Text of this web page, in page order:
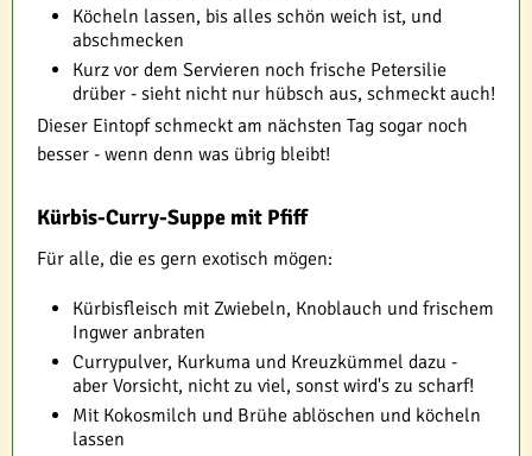
Köcheln lassen, bis alles schön weich ist, und
abschmecken
Kurz vor dem Servieren noch frische Petersilie
drüber - sieht nicht nur hübsch aus, schmeckt auch!
Dieser Eintopf schmeckt am nächsten Tag sogar noch
besser - wenn denn was übrig bleibt!
Kürbis-Curry-Suppe mit Pfiff
Für alle, die es gern exotisch mögen:
Kürbisfleisch mit Zwiebeln, Knoblauch und frischem
Ingwer anbraten
Currypulver, Kurkuma und Kreuzkümmel dazu -
aber Vorsicht, nicht zu viel, sonst wird's zu scharf!
Mit Kokosmilch und Brühe ablöschen und köcheln
lassen